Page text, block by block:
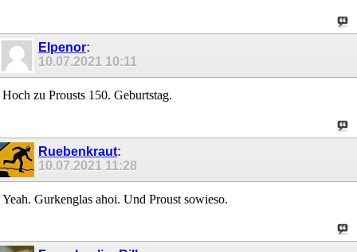
Elpenor:
10.07.2021 10:11
Hoch zu Prousts 150. Geburtstag.
Ruebenkraut:
10.07.2021 11:28
Yeah. Gurkenglas ahoi. Und Proust sowieso.